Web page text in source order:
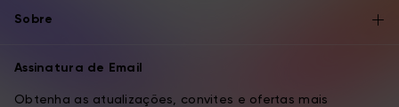
Sobre
Assinatura de Email
Obtenha as atualizações, convites e ofertas mais